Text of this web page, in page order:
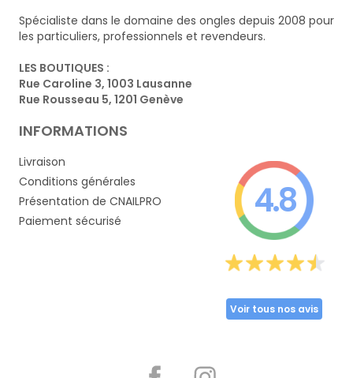
Spécialiste dans le domaine des ongles depuis 2008 pour
les particuliers, professionnels et revendeurs.
LES BOUTIQUES :
Rue Caroline 3, 1003 Lausanne
Rue Rousseau 5, 1201 Genève
INFORMATIONS
Livraison
Conditions générales
Présentation de CNAILPRO
Paiement sécurisé
4.8
Voir tous nos avis